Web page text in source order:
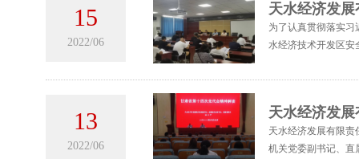
15
2022/06
天水经济发
为了认真贯彻落实
水经济技术开发区安
13
2022/06
天水经济发
天水经济发展有限
机关党委副书记、直